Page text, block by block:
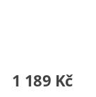
1 189 Kč